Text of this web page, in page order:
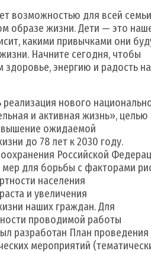
возможностью для всей семьи
образе жизни. Дети — это
какими привычками они
Начните сегодня, чтобы
энергию и радость на
реализация нового
и активная жизнь», целью
ожидаемой
до 78 лет к 2030 году.
Российской
для борьбы с факторами
населения
и увеличения
наших граждан. Для
проводимой работы
разработан План проведения
мероприятий